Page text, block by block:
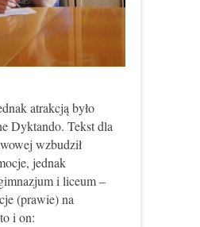
atrakcją było
Dyktando. Tekst dla
wzbudził
jednak
i liceum –
(prawie) na
i on: